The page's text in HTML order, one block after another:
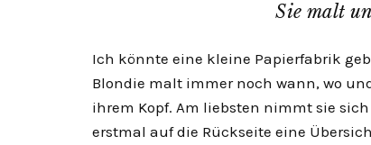
Sie malt
Ich könnte eine kleine Papierfabrik
Blondie malt immer noch wann, wo
ihrem Kopf. Am liebsten nimmt sie
erstmal auf die Rückseite eine